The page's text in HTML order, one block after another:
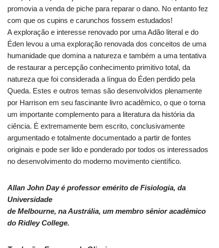
promovia a venda de piche para reparar o dano. No entanto fez
com que os cupins e carunchos fossem estudados!
A exploração e interesse renovado por uma Adão literal e do
Éden levou a uma exploração renovada dos conceitos de uma
humanidade que domina a natureza e também a uma tentativa
de restaurar a percepção conhecimento primitivo total, da
natureza que foi considerada a língua do Éden perdido pela
Queda. Estes e outros temas são desenvolvidos plenamente
por Harrison em seu fascinante livro acadêmico, o que o torna
um importante complemento para a literatura da história da
ciência. É extremamente bem escrito, conclusivamente
argumentado e totalmente documentado a partir de fontes
originais e pode ser lido e ponderado por todos os interessados ​​
no desenvolvimento do moderno movimento científico.
Allan John Day é professor emérito de Fisiologia, da
Universidade
de Melbourne, na Austrália, um membro sênior acadêmico
do Ridley College.